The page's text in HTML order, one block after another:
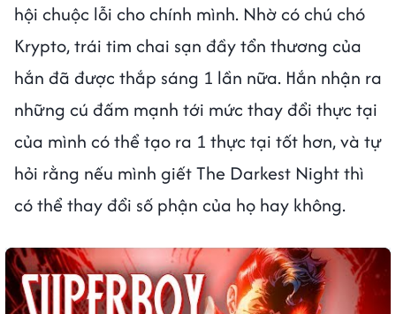
hội chuộc lỗi cho chính mình. Nhờ có chú chó
Krypto, trái tim chai sạn đầy tổn thương của
hắn đã được thắp sáng 1 lần nữa. Hắn nhận ra
những cú đấm mạnh tới mức thay đổi thực tại
của mình có thể tạo ra 1 thực tại tốt hơn, và tự
hỏi rằng nếu mình giết The Darkest Night thì
có thể thay đổi số phận của họ hay không.